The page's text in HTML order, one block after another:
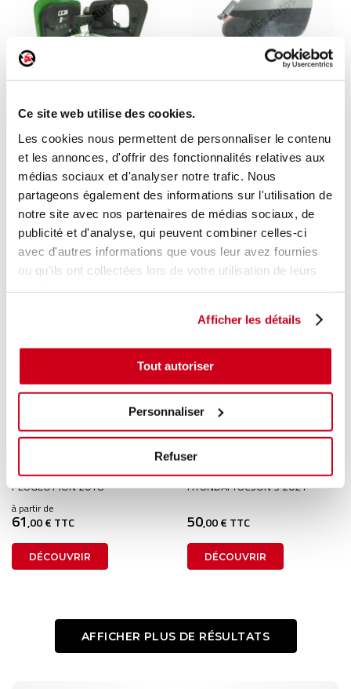
Ce site web utilise des cookies.
Les cookies nous permettent de personnaliser le contenu
et les annonces, d'offrir des fonctionnalités relatives aux
médias sociaux et d'analyser notre trafic. Nous
partageons également des informations sur l'utilisation de
notre site avec nos partenaires de médias sociaux, de
publicité et d'analyse, qui peuvent combiner celles-ci
avec d'autres informations que vous leur avez fournies
ou qu'ils ont collectées lors de votre utilisation de leurs
Afficher les détails
Tout autoriser
Personnaliser
Refuser
Trappe de recharge
OPEL MOKKA 2 2021
53,00 € TTC
Trappe de recharge
MG MG 4 2022
75,00 € TTC
Trappe de recharge
PEUGEOT ION 2018
à partir de
61,00 € TTC
DÉCOUVRIR
Trappe de recharge
HYUNDAI TUCSON 3 2021
50,00 € TTC
DÉCOUVRIR
AFFICHER PLUS DE RÉSULTATS